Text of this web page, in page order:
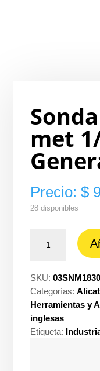
met
Precio:$
28 disponibles
nylon
met
1/8
x
30MT
General
SKU:03SNM1830
Categorías:
Herramientas y
inglesas
Etiqueta: